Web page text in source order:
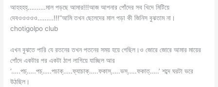
আহহহহ্……….মাল পড়ছে আমার!!!আজ আপনার পোঁদের সব খিদে মিটিয়ে
দেবওওওওও………!!!”আমি তখন ছেলেদের মাল পড়া কী জিনিস বুঝতাম না।
chotigolpo club
এখন বুঝতে পারি যে রতনের তখন পতনের সময় হয়ে গেছিল।ও জোরে জোরে আমার মায়ের
পোঁদে একটার পর একটা ঠাপ লাগিয়ে যাচ্ছিল আর
‘…..পচ্…..পচ্…..পচাক্…..ফ্যাচাক্…..ফকাস্…..ভস্…..ফকাত্…..’ শব্দে ঘরটা ভরে
উঠছিল।